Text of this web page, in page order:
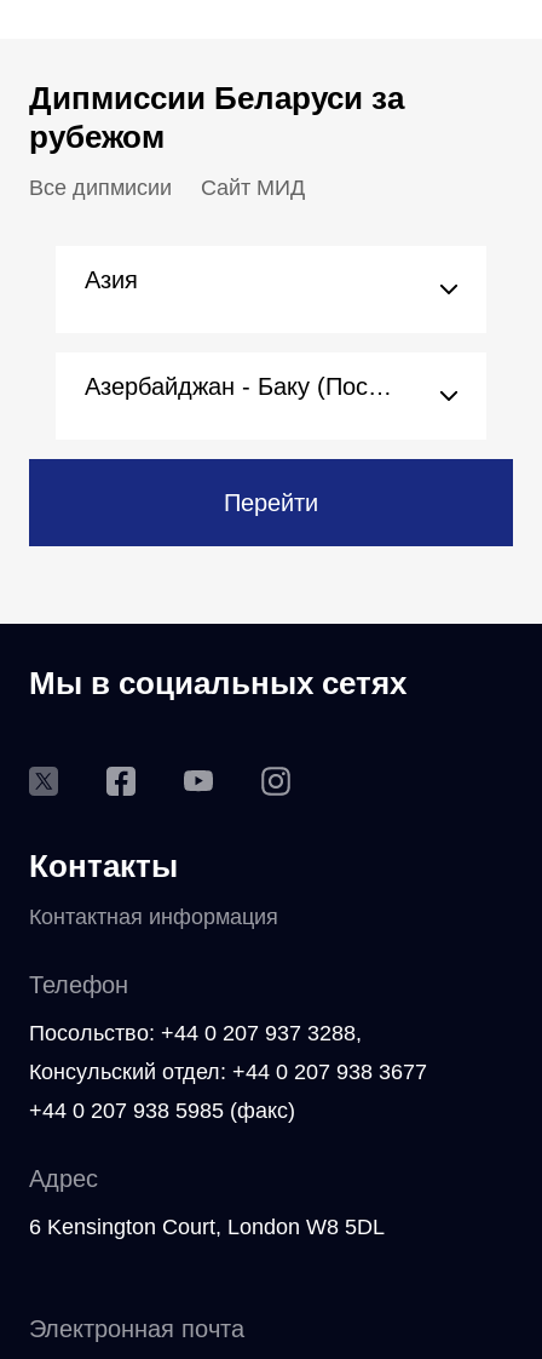
Дипмиссии Беларуси за
рубежом
Все дипмисии Сайт МИД
Азия
Азербайджан - Баку (Посольство)
Перейти
Мы в социальных сетях
Контакты
Контактная информация
Телефон
Посольство: +44 0 207 937 3288,
Консульский отдел: +44 0 207 938 3677
+44 0 207 938 5985 (факс)
Адрес
6 Kensington Court, London W8 5DL
Электронная почта